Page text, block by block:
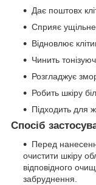
Дає поштовх
Сприяє
Відновлює
Чинить
Розгладжує
Робить шкіру
Підходить для
Спосіб
Перед
очистити шкіру
відповідного
забруднення.